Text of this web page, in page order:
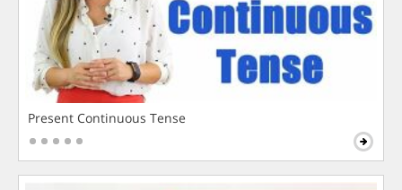
Present Continuous Tense